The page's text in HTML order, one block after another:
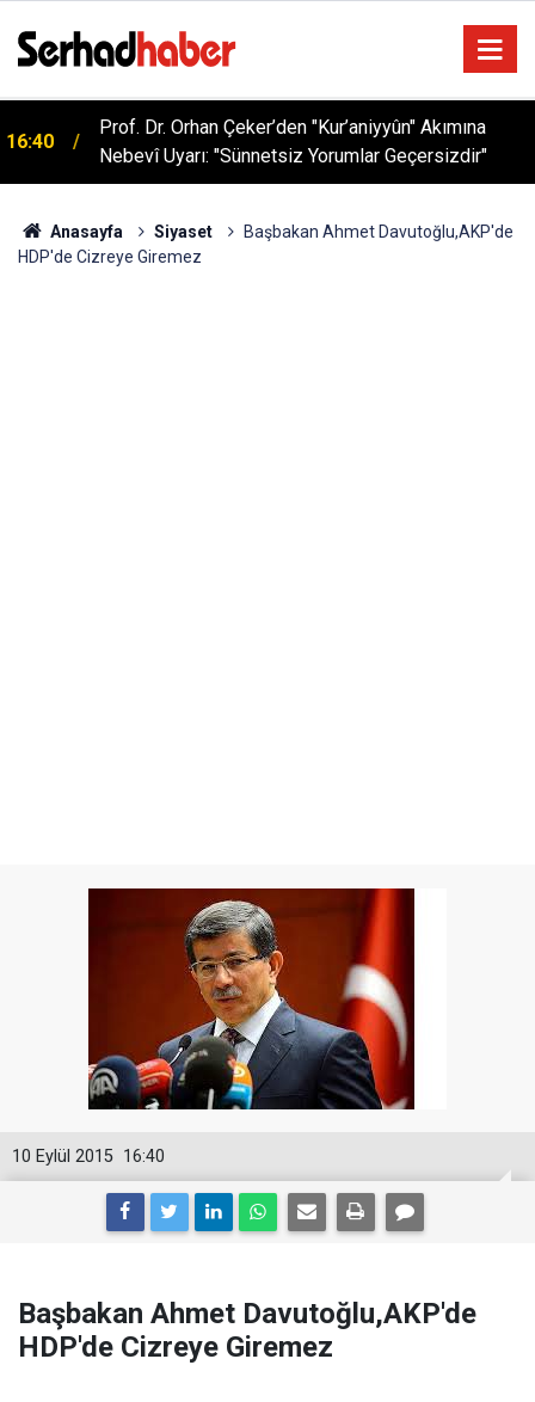
16:40
Prof. Dr. Orhan Çeker’den "Kur’aniyyûn" Akımına
Nebevî Uyarı: "Sünnetsiz Yorumlar Geçersizdir"
Anasayfa Siyaset
Başbakan Ahmet Davutoğlu,AKP'de
HDP'de Cizreye Giremez
16:40
10 Eylül 2015
Başbakan Ahmet Davutoğlu,AKP'de
HDP'de Cizreye Giremez